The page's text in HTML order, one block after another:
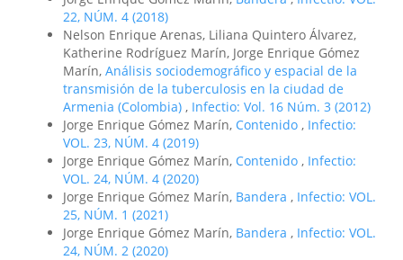
22, NÚM. 4 (2018)
Nelson Enrique Arenas, Liliana Quintero Álvarez,
Katherine Rodríguez Marín, Jorge Enrique Gómez
Marín, Análisis sociodemográfico y espacial de la
transmisión de la tuberculosis en la ciudad de
Armenia (Colombia) , Infectio: Vol. 16 Núm. 3 (2012)
Jorge Enrique Gómez Marín, Contenido , Infectio:
VOL. 23, NÚM. 4 (2019)
Jorge Enrique Gómez Marín, Contenido , Infectio:
VOL. 24, NÚM. 4 (2020)
Jorge Enrique Gómez Marín, Bandera , Infectio: VOL.
25, NÚM. 1 (2021)
Jorge Enrique Gómez Marín, Bandera , Infectio: VOL.
24, NÚM. 2 (2020)